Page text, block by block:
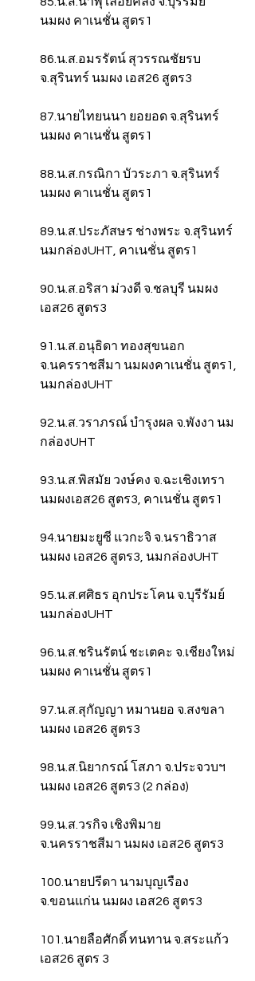
นมผง คาเนชั่น สูตร1
86.น.ส.อมรรัตน์ สุวรรณชัยรบ
จ.สุรินทร์ นมผง เอส26 สูตร3
87.นายไทยนนา ยอยอด จ.สุรินทร์
นมผง คาเนชั่น สูตร1
88.น.ส.กรณิกา บัวระภา จ.สุรินทร์
นมผง คาเนชั่น สูตร1
89.น.ส.ประภัสษร ช่างพระ จ.สุรินทร์
นมกล่องUHT, คาเนชั่น สูตร1
90.น.ส.อริสา ม่วงดี จ.ชลบุรี นมผง
เอส26 สูตร3
91.น.ส.อนุธิดา ทองสุขนอก
จ.นครราชสีมา นมผงคาเนชั่น สูตร1,
นมกล่องUHT
92.น.ส.วราภรณ์ บำรุงผล จ.พังงา นม
กล่องUHT
93.น.ส.พิสมัย วงษ์คง จ.ฉะเชิงเทรา
นมผงเอส26 สูตร3, คาเนชั่น สูตร1
94.นายมะยูซี แวกะจิ จ.นราธิวาส
นมผง เอส26 สูตร3, นมกล่องUHT
95.น.ส.ศศิธร อุกประโคน จ.บุรีรัมย์
นมกล่องUHT
96.น.ส.ชรินรัตน์ ชะเตคะ จ.เชียงใหม่
นมผง คาเนชั่น สูตร1
97.น.ส.สุกัญญา หมานยอ จ.สงขลา
นมผง เอส26 สูตร3
98.น.ส.นิยากรณ์ โสภา จ.ประจวบฯ
นมผง เอส26 สูตร3 (2 กล่อง)
99.น.ส.วรกิจ เชิงพิมาย
จ.นครราชสีมา นมผง เอส26 สูตร3
100.นายปรีดา นามบุญเรือง
จ.ขอนแก่น นมผง เอส26 สูตร3
101.นายลือศักดิ์ ทนทาน จ.สระแก้ว
เอส26 สูตร 3